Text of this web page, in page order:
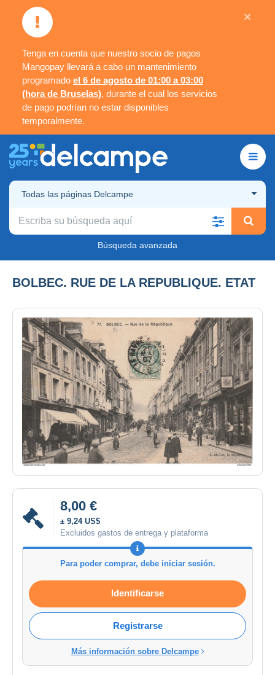
Tenga en cuenta que nuestro socio de pagos
Mangopay llevará a cabo un mantenimiento
programado el 6 de agosto de 01:00 a 03:00
(hora de Bruselas), durante el cual los servicios
de pago podrían no estar disponibles
temporalmente.
×
Todas las páginas Delcampe
Búsqueda avanzada
BOLBEC. RUE DE LA REPUBLIQUE. ETAT
8,00 €
± 9,24 US$
Excluidos gastos de entrega y plataforma
Para poder comprar, debe iniciar sesión.
Identificarse
Registrarse
Más información sobre Delcampe